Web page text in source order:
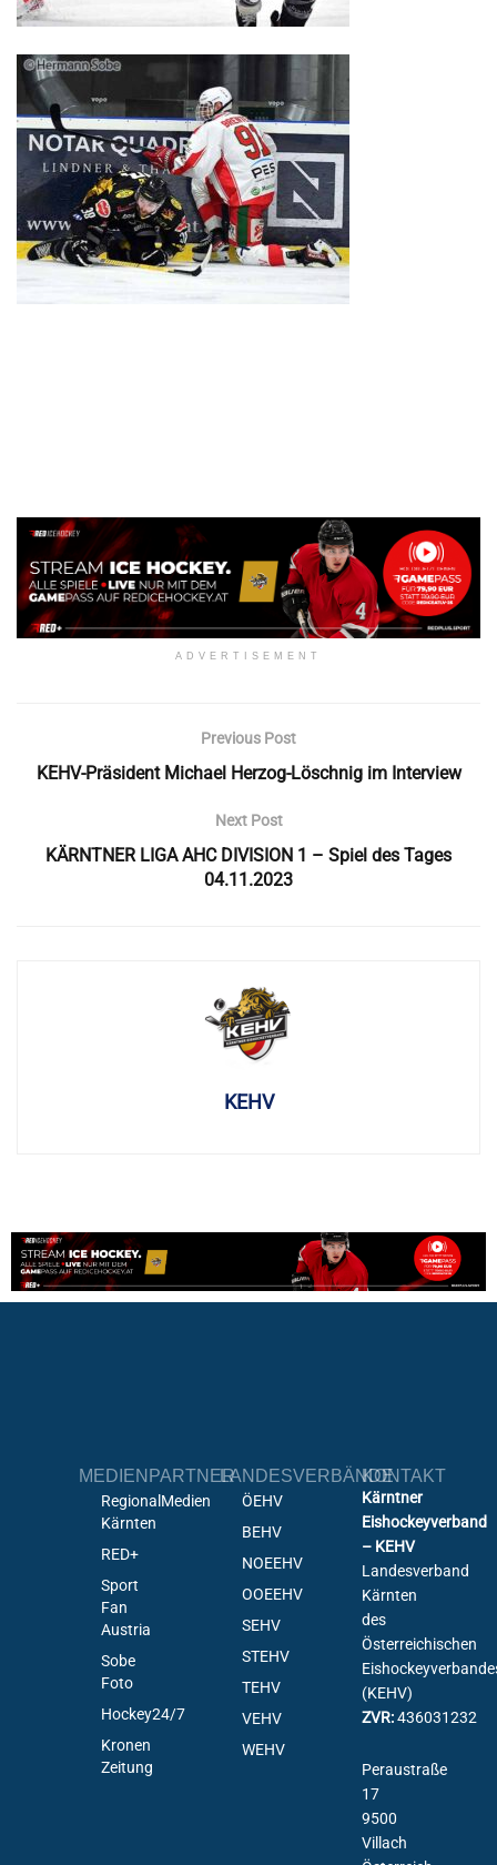
ADVERTISEMENT
Previous Post
KEHV-Präsident Michael Herzog-Löschnig im Interview
Next Post
KÄRNTNER LIGA AHC DIVISION 1 – Spiel des Tages
04.11.2023
KEHV
MEDIENPARTNER
RegionalMedien
Kärnten
RED+
Sport
Fan
Austria
Sobe
Foto
Hockey24/7
Kronen
Zeitung
LANDESVERBÄNDE
ÖEHV
BEHV
NOEEHV
OOEEHV
SEHV
STEHV
TEHV
VEHV
WEHV
KONTAKT
Kärntner
Eishockeyverband
– KEHV
Landesverband
Kärnten
des
Österreichischen
(KEHV)
ZVR:436031232
Peraustraße
17
9500
Villach